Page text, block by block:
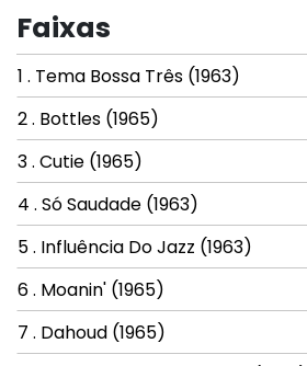
Faixas
1 . Tema Bossa Três (1963)
2 . Bottles (1965)
3 . Cutie (1965)
4 . Só Saudade (1963)
5 . Influência Do Jazz (1963)
6 . Moanin' (1965)
7 . Dahoud (1965)